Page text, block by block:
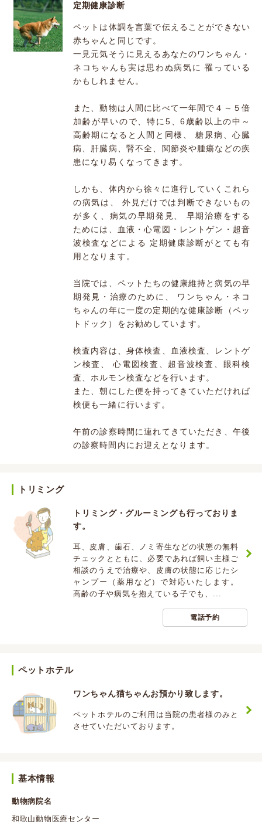
定期健康診断
ペットは体調を言葉で伝えることができない
赤ちゃんと同じです。
一見元気そうに見えるあなたのワンちゃん・
ネコちゃんも実は思わぬ病気に 罹っている
かもしれません。
また、動物は人間に比べて一年間で４～５倍
加齢が早いので、特に5、6歳齢以上の中～
高齢期になると人間と同様、 糖尿病、心臓
病、肝臓病、腎不全、関節炎や腫瘍などの疾
患になり易くなってきます。
しかも、体内から徐々に進行していくこれら
の病気は、 外見だけでは判断できないもの
が多く、病気の早期発見、 早期治療をする
ためには、血液・心電図・レントゲン・超音
波検査などによる 定期健康診断がとても有
用となります。
当院では、ペットたちの健康維持と病気の早
期発見・治療のために、 ワンちゃん・ネコ
ちゃんの年に一度の定期的な健康診断（ペッ
トドック）をお勧めしています。
検査内容は、身体検査、血液検査、レントゲ
ン検査、 心電図検査、超音波検査、眼科検
査、ホルモン検査などを行います。
また、朝にした便を持ってきていただければ
検便も一緒に行います。
午前の診察時間に連れてきていただき、午後
の診察時間内にお迎えとなります。
トリミング
トリミング・グルーミングも行っておりま
す。
耳、皮膚、歯石、ノミ寄生などの状態の無料
チェックとともに、必要であれば飼い主様ご
相談のうえで治療や、皮膚の状態に応じたシ
ャンプー（薬用など）で対応いたします。
高齢の子や病気を抱えている子でも、...
電話予約
ペットホテル
ワンちゃん猫ちゃんお預かり致します。
ペットホテルのご利用は当院の患者様のみと
させていただいております。
基本情報
動物病院名
和歌山動物医療センター